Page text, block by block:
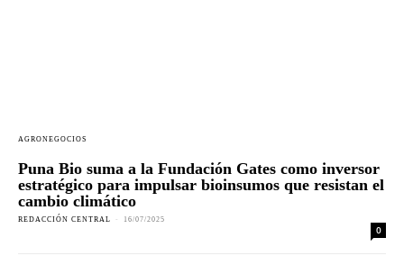
AGRONEGOCIOS
Puna Bio suma a la Fundación Gates como inversor
estratégico para impulsar bioinsumos que resistan el
cambio climático
REDACCIÓN CENTRAL - 16/07/2025
0